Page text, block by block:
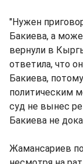
"Нужен
Бакиева, а
вернули в
ответила, что
Бакиева,
политическим
суд не вынес
Бакиева не
Жамансариев